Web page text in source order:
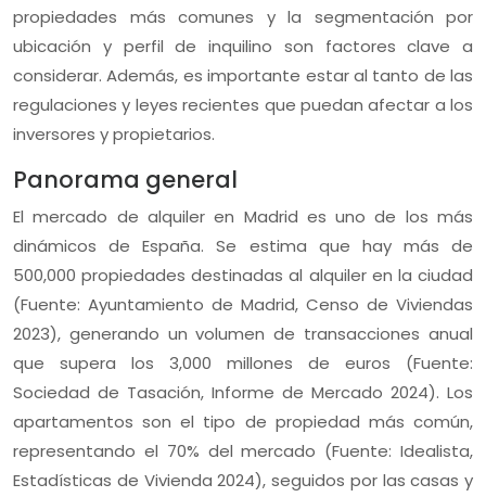
propiedades más comunes y la segmentación por
ubicación y perfil de inquilino son factores clave a
considerar. Además, es importante estar al tanto de las
regulaciones y leyes recientes que puedan afectar a los
inversores y propietarios.
Panorama general
El mercado de alquiler en Madrid es uno de los más
dinámicos de España. Se estima que hay más de
500,000 propiedades destinadas al alquiler en la ciudad
(Fuente: Ayuntamiento de Madrid, Censo de Viviendas
2023), generando un volumen de transacciones anual
que supera los 3,000 millones de euros (Fuente:
Sociedad de Tasación, Informe de Mercado 2024). Los
apartamentos son el tipo de propiedad más común,
representando el 70% del mercado (Fuente: Idealista,
Estadísticas de Vivienda 2024), seguidos por las casas y